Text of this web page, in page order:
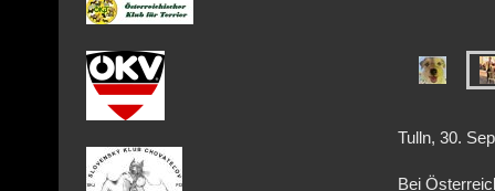
Tulln, 30.
Bei